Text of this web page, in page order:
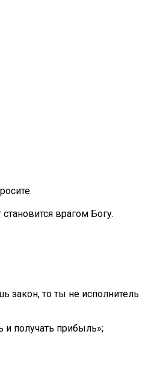
врагом Богу.
закон, то ты не исполнитель
и получать прибыль»;